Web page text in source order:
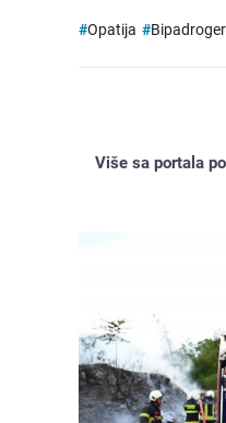
#Opatija #
Više sa portala